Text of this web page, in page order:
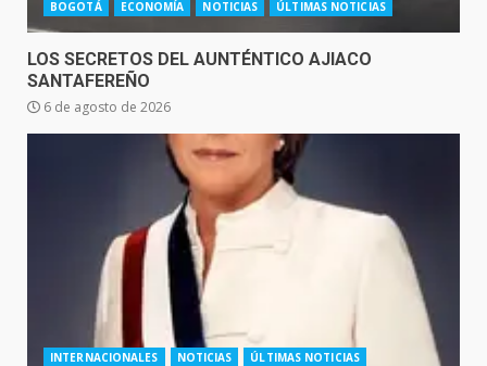
BOGOTÁ ECONOMÍA NOTICIAS ÚLTIMAS NOTICIAS
LOS SECRETOS DEL AUNTÉNTICO AJIACO
SANTAFEREÑO
6 de agosto de 2026
INTERNACIONALES NOTICIAS ÚLTIMAS NOTICIAS